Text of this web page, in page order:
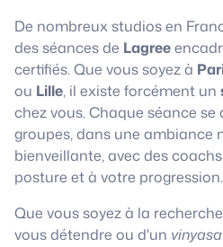
De nombreux studios en
des séances de Lagree
certifiés. Que vous soyez à
ou Lille, il existe forcément un
chez vous. Chaque séance
groupes, dans une ambiance
bienveillante, avec des
posture et à votre progression.
Que vous soyez à la
vous détendre ou d'un